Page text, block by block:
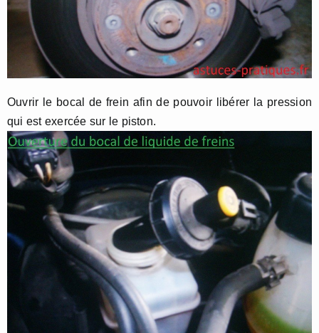
Ouvrir le bocal de frein afin de pouvoir libérer la pression
qui est exercée sur le piston.